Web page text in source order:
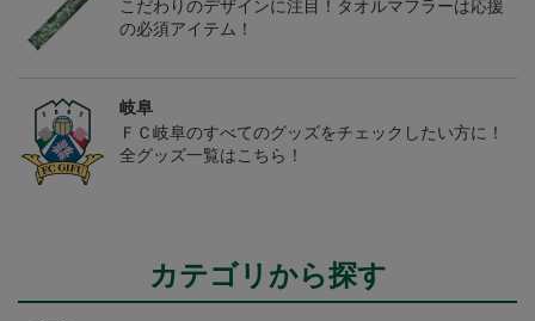
こだわりのデザインに注目！タオルマフラーは応援
の必須アイテム！
岐阜
ＦＣ岐阜のすべてのグッズをチェックしたい方に！
全グッズ一覧はこちら！
カテゴリから探す